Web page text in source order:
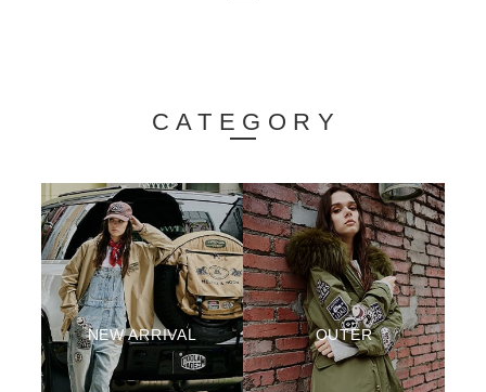
CATEGORY
NEW ARRIVAL OUTER